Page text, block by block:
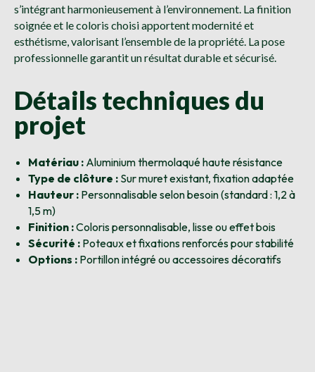
s’intégrant harmonieusement à l’environnement. La finition
soignée et le coloris choisi apportent modernité et
esthétisme, valorisant l’ensemble de la propriété. La pose
professionnelle garantit un résultat durable et sécurisé.
Détails techniques du
projet
Matériau : Aluminium thermolaqué haute résistance
Type de clôture : Sur muret existant, fixation adaptée
Hauteur : Personnalisable selon besoin (standard : 1,2 à
1,5 m)
Finition :Coloris personnalisable, lisse ou effet bois
Sécurité : Poteaux et fixations renforcés pour stabilité
Options : Portillon intégré ou accessoires décoratifs